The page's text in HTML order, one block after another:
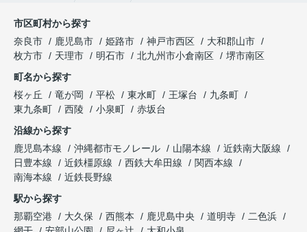
市区町村から探す
奈良市
鹿児島市 姫路市 神戸市西区
大和郡山市
枚方市
天理市 明石市 北九州市小倉南区
堺市南区
町名から探す
桜ヶ丘
竜が岡 平松 東水町 王塚台
九条町
東九条町
西陵 小泉町
赤坂台
沿線から探す
鹿児島本線
沖縄都市モノレール 山陽本線
近鉄南大阪線
日豊本線
近鉄橿原線 西鉄大牟田線
関西本線
南海本線
近鉄長野線
駅から探す
那覇空港
大久保 西熊本 鹿児島中央 道明寺
二色浜